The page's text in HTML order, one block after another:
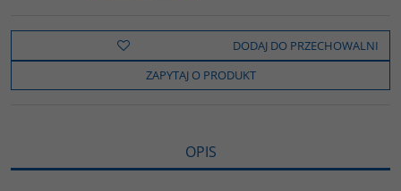
e
o
k
t
t
e
o
y
i
n
k
z
e
l
s
DODAJ DO PRZECHOWALNI
ZAPYTAJ O PRODUKT
OPIS